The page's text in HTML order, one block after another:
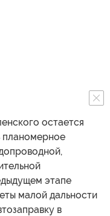
остается
планомерное
этапе
малой дальности
в